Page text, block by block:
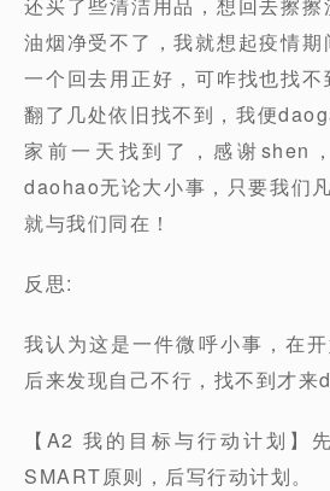
油烟净受不了，我就想起疫情
一个回去用正好，可咋找也找
翻了几处依旧找不到，我便
家前一天找到了，感谢shen
daohao无论大小事，只要我们
就与我们同在！
反思:
我认为这是一件微呼小事，在
后来发现自己不行，找不到才来
【A2 我的目标与行动计划】
SMART原则，后写行动计划。